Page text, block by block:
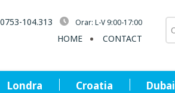
104.313 Orar: L-V 9:00-17:00
HOME CONTACT
Londra Croatia Dubai